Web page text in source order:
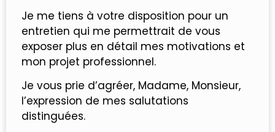
Je me tiens à votre disposition pour un
entretien qui me permettrait de vous
exposer plus en détail mes motivations et
mon projet professionnel.
Je vous prie d’agréer, Madame, Monsieur,
l’expression de mes salutations
distinguées.